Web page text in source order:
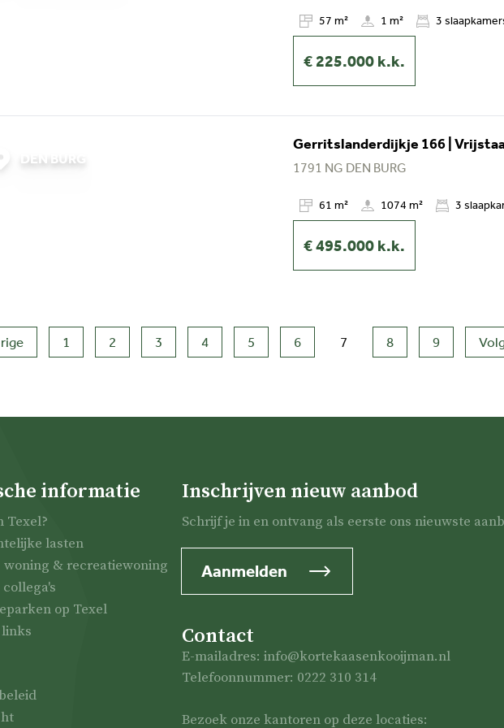
57 m² 1 m² 3
€ 225.000 k.k.
DEN BURG
Gerritslanderdijkje 166 |
1791 NG DEN BURG
61 m² 1074 m² 3
€ 495.000 k.k.
1 2 3 4 5 6 7 (huidige)
8 9
informatie
Texel?
lasten
woning & recreatiewoning
op Texel
Inschrijven nieuw aanbod
Schrijf je in en ontvang als eerste ons nieuwste
Aanmelden
Contact
E-mailadres: info@kortekaasenkooijman.nl
Telefoonnummer: 0222 310 314
Bezoek onze kantoren op deze locaties: